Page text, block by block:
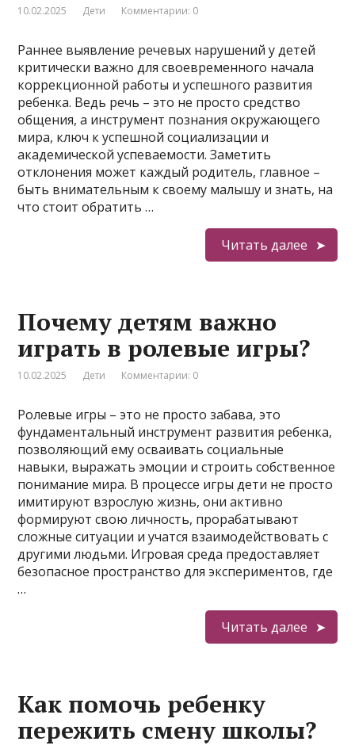
10.02.2025 Дети Комментарии: 0
Раннее выявление речевых нарушений у детей
критически важно для своевременного начала
коррекционной работы и успешного развития
ребенка. Ведь речь – это не просто средство
общения, а инструмент познания окружающего
мира, ключ к успешной социализации и
академической успеваемости. Заметить
отклонения может каждый родитель, главное –
быть внимательным к своему малышу и знать, на
что стоит обратить …
Читать далее
Почему детям важно
играть в ролевые игры?
10.02.2025 Дети Комментарии: 0
Ролевые игры – это не просто забава, это
фундаментальный инструмент развития ребенка,
позволяющий ему осваивать социальные
навыки, выражать эмоции и строить собственное
понимание мира. В процессе игры дети не просто
имитируют взрослую жизнь, они активно
формируют свою личность, прорабатывают
сложные ситуации и учатся взаимодействовать с
другими людьми. Игровая среда предоставляет
безопасное пространство для экспериментов, где
…
Читать далее
Как помочь ребенку
пережить смену школы?